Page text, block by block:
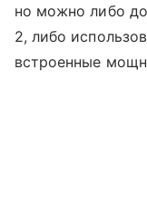
но можно либо
2, либо
встроенные